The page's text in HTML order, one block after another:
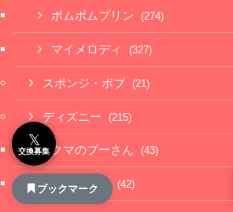
ポムポムプリン (274)
マイメロディ (327)
スポンジ・ボブ (21)
ディズニー (215)
クマのプーさん (43)
スティッチ (42)
𝕏
交換募集
ブックマーク